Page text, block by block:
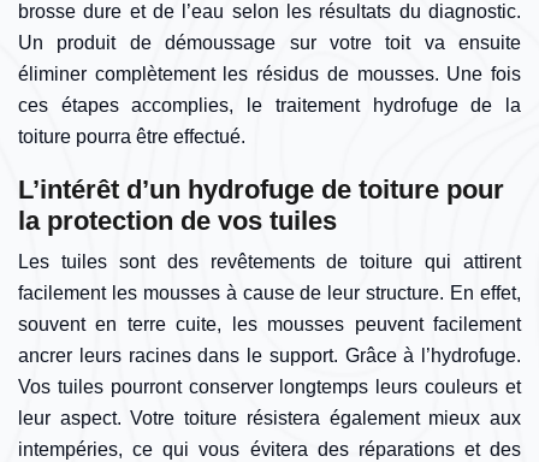
brosse dure et de l’eau selon les résultats du diagnostic.
Un produit de démoussage sur votre toit va ensuite
éliminer complètement les résidus de mousses. Une fois
ces étapes accomplies, le traitement hydrofuge de la
toiture pourra être effectué.
L’intérêt d’un hydrofuge de toiture pour
la protection de vos tuiles
Les tuiles sont des revêtements de toiture qui attirent
facilement les mousses à cause de leur structure. En effet,
souvent en terre cuite, les mousses peuvent facilement
ancrer leurs racines dans le support. Grâce à l’hydrofuge.
Vos tuiles pourront conserver longtemps leurs couleurs et
leur aspect. Votre toiture résistera également mieux aux
intempéries, ce qui vous évitera des réparations et des